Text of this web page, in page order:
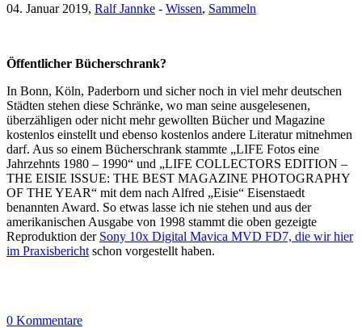
04. Januar 2019, Ralf Jannke - Wissen, Sammeln
Öffentlicher Bücherschrank?
In Bonn, Köln, Paderborn und sicher noch in viel mehr deutschen
Städten stehen diese Schränke, wo man seine ausgelesenen,
überzähligen oder nicht mehr gewollten Bücher und Magazine
kostenlos einstellt und ebenso kostenlos andere Literatur mitnehmen
darf. Aus so einem Bücherschrank stammte „LIFE Fotos eine
Jahrzehnts 1980 – 1990“ und „LIFE COLLECTORS EDITION –
THE EISIE ISSUE: THE BEST MAGAZINE PHOTOGRAPHY
OF THE YEAR“ mit dem nach Alfred „Eisie“ Eisenstaedt
benannten Award. So etwas lasse ich nie stehen und aus der
amerikanischen Ausgabe von 1998 stammt die oben gezeigte
Reproduktion der Sony 10x Digital Mavica MVD FD7, die wir hier
im Praxisbericht schon vorgestellt haben.
0 Kommentare